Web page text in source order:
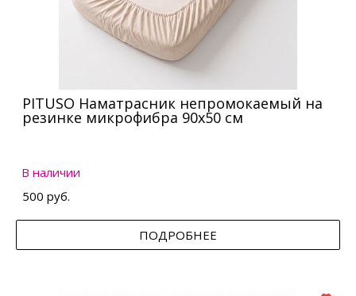
PITUSO Наматрасник непромокаемый на
резинке микрофибра 90х50 см
В наличии
500 руб.
ПОДРОБНЕЕ